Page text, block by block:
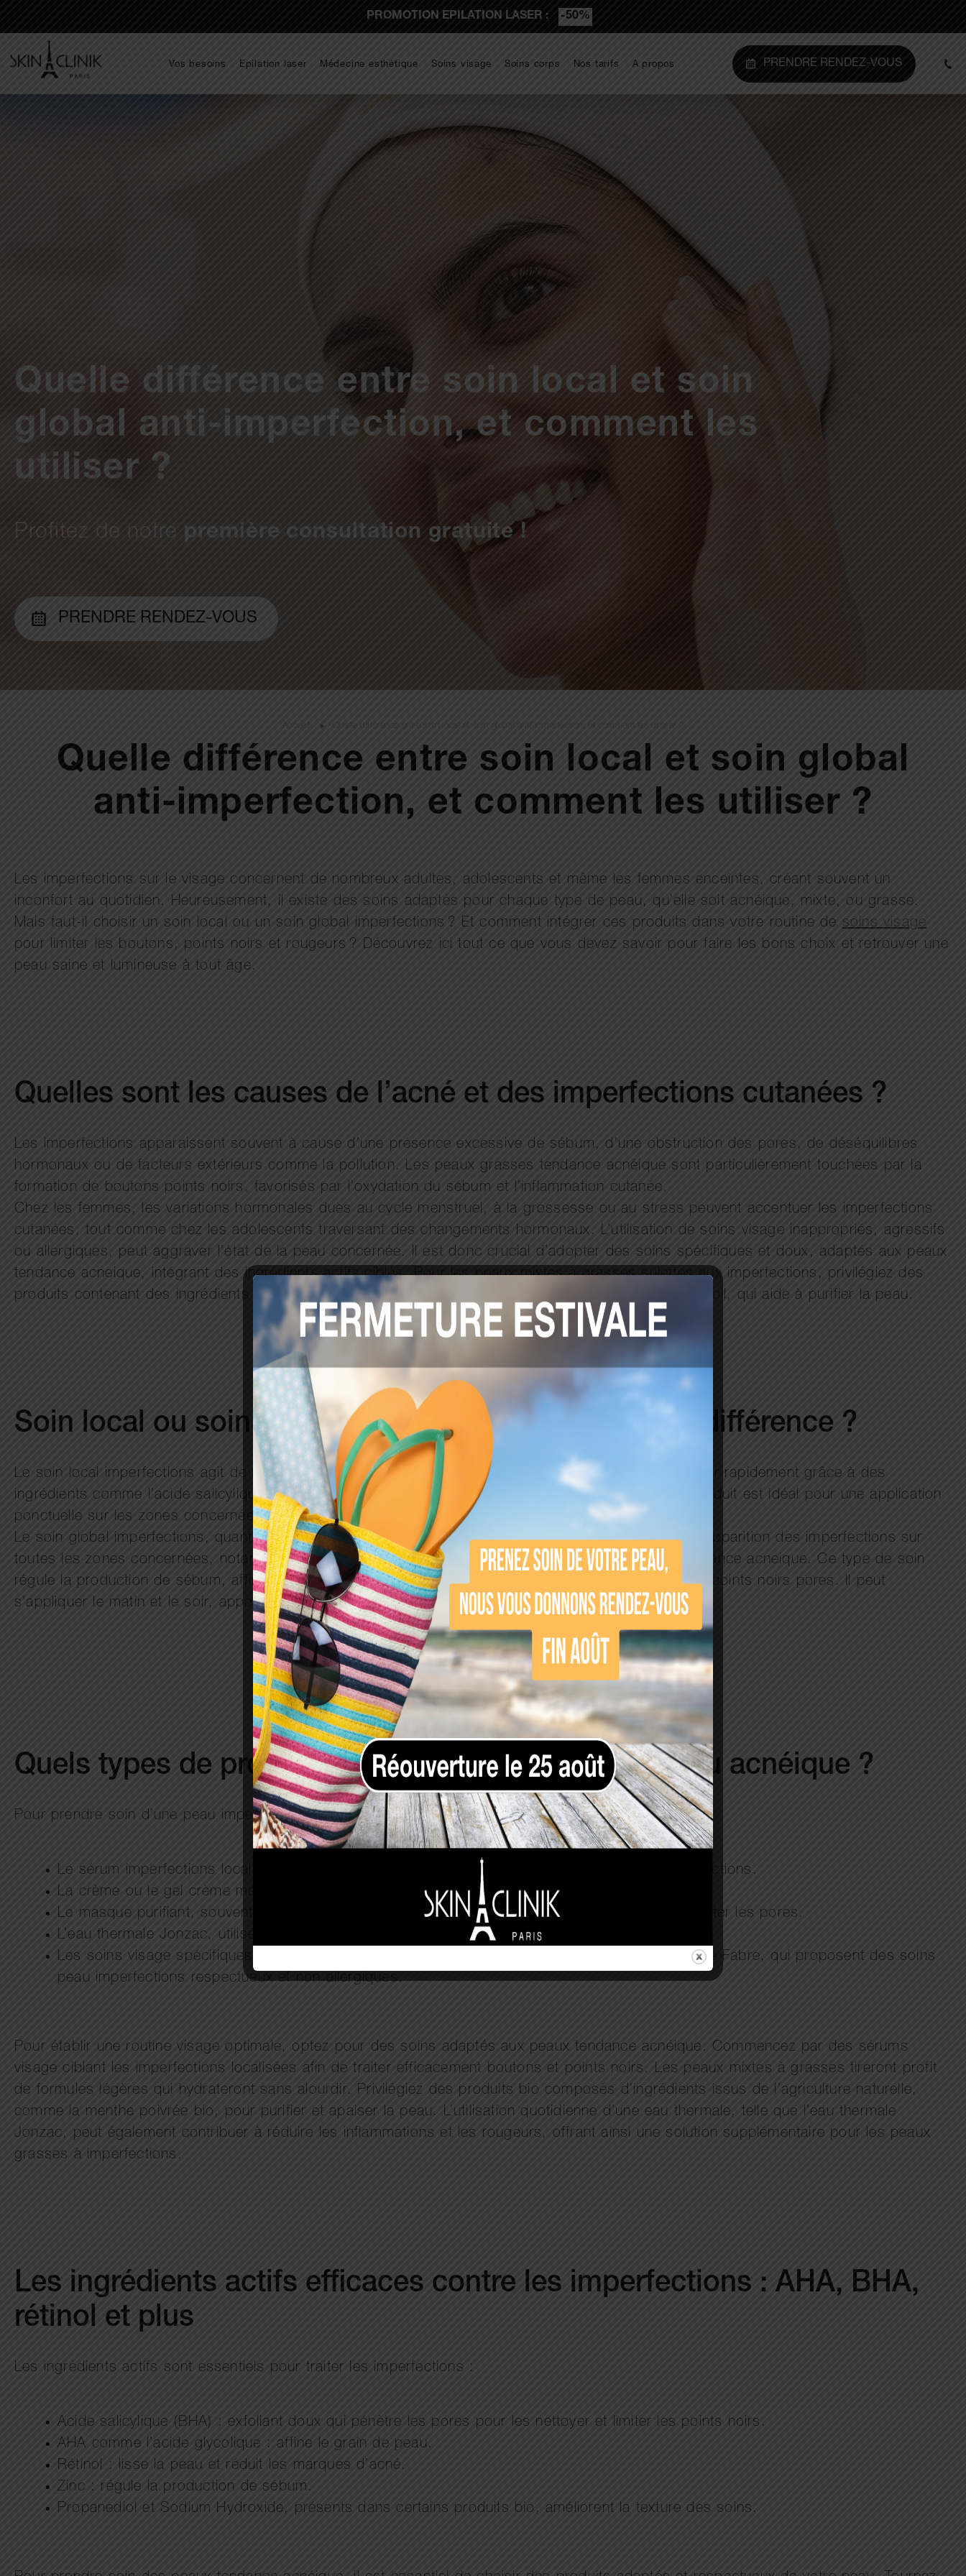
PROMOTION EPILATION LASER : -50%
Vos besoins Epilation laser Médecine esthétique Soins visage Soins corps Nos tarifs A propos PRENDRE RENDEZ-VOUS
Quelle différence entre soin local et soin
global anti-imperfection, et comment les
utiliser ?
Profitez de notre première consultation gratuite !
PRENDRE RENDEZ-VOUS
Accueil Quelle différence entre soin local et soin global anti-imperfection, et comment les utiliser ?
Quelle différence entre soin local et soin global
anti-imperfection, et comment les utiliser ?
Les imperfections sur le visage concernent de nombreux adultes, adolescents et même les femmes enceintes, créant souvent un
inconfort au quotidien. Heureusement, il existe des soins adaptés pour chaque type de peau, qu’elle soit acnéique, mixte, ou grasse.
Mais faut-il choisir un soin local ou un soin global imperfections ? Et comment intégrer ces produits dans votre routine de soins visage
pour limiter les boutons, points noirs et rougeurs ? Découvrez ici tout ce que vous devez savoir pour faire les bons choix et retrouver une
peau saine et lumineuse à tout âge.
Quelles sont les causes de l’acné et des imperfections cutanées ?
Les imperfections apparaissent souvent à cause d’une présence excessive de sébum, d’une obstruction des pores, de déséquilibres
hormonaux ou de facteurs extérieurs comme la pollution. Les peaux grasses tendance acnéique sont particulièrement touchées par la
formation de boutons points noirs, favorisés par l’oxydation du sébum et l’inflammation cutanée.
Chez les femmes, les variations hormonales dues au cycle menstruel, à la grossesse ou au stress peuvent accentuer les imperfections
cutanées, tout comme chez les adolescents traversant des changements hormonaux. L’utilisation de soins visage inappropriés, agressifs
ou allergiques, peut aggraver l’état de la peau concernée. Il est donc crucial d’adopter des soins spécifiques et doux, adaptés aux peaux
tendance acneique, intégrant des ingrédients actifs ciblés. Pour les peaux mixtes à grasses sujettes aux imperfections, privilégiez des
produits contenant des ingrédients issus de l’agriculture biologique, comme la menthe poivrée bio leaf oil, qui aide à purifier la peau.
Soin local ou soin global anti-imperfections : quelle différence ?
Le soin local imperfections agit de manière ciblée sur les boutons existants, permettant de les assécher rapidement grâce à des
ingrédients comme l’acide salicylique ou le zinc, souvent présents dans les gel crème matifiant. Ce produit est idéal pour une application
ponctuelle sur les zones concernées.
Le soin global imperfections, quant à lui, s’applique sur l’ensemble du visage pour traiter et prévenir l’apparition des imperfections sur
toutes les zones concernées, notamment sur les peaux grasses imperfections ou mixtes grasses tendance acneique. Ce type de soin
régule la production de sébum, affine le grain de peau, limite les rougeurs et prévient la formation des points noirs pores. Il peut
s’appliquer le matin et le soir, apportant un moyen efficace de garder la peau saine.
Quels types de produits anti-imperfections pour peau acnéique ?
Pour prendre soin d’une peau imperfections, il existe plusieurs produits :
Le sérum imperfections local, concentré en actifs, pénètre en profondeur pour traiter les imperfections.
La crème ou le gel crème matifiant permet d’hydrater tout en régulant le sébum.
Le masque purifiant, souvent enrichi en argile ou en menthe poivrée bio leaf oil, aide à désincruster les pores.
L’eau thermale Jonzac, utilisée pour apaiser les irritations.
Les soins visage spécifiques comme les produits certifiés bio, notamment Yves Rocher ou Pierre Fabre, qui proposent des soins
peau imperfections respectueux et non allergiques.
Pour établir une routine visage optimale, optez pour des soins adaptés aux peaux tendance acnéique. Commencez par des sérums
visage ciblant les imperfections localisées afin de traiter efficacement boutons et points noirs. Les peaux mixtes à grasses tireront profit
de formules légères qui hydrateront sans alourdir. Privilégiez des produits bio composés d’ingrédients issus de l’agriculture naturelle,
comme la menthe poivrée bio, pour purifier et apaiser la peau. L’utilisation quotidienne d’une eau thermale, telle que l’eau thermale
Jonzac, peut également contribuer à réduire les inflammations et les rougeurs, offrant ainsi une solution supplémentaire pour les peaux
grasses à imperfections.
Les ingrédients actifs efficaces contre les imperfections : AHA, BHA,
rétinol et plus
Les ingrédients actifs sont essentiels pour traiter les imperfections :
Acide salicylique (BHA) : exfoliant doux qui pénètre les pores pour les nettoyer et limiter les points noirs.
AHA comme l’acide glycolique : affine le grain de peau.
Rétinol : lisse la peau et réduit les marques d’acné.
Zinc : régule la production de sébum.
Propanediol et Sodium Hydroxide, présents dans certains produits bio, améliorent la texture des soins.